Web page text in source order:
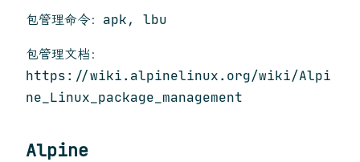
包管理命令：apk, lbu
包管理文档：
https://wiki.alpinelinux.org/wiki/Alpi
ne_Linux_package_management
Alpine